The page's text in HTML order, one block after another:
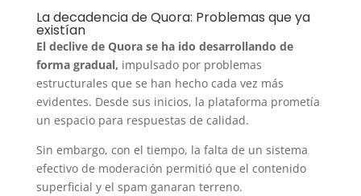
La decadencia de Quora: Problemas que ya
existían
El declive de Quora se ha ido desarrollando de
forma gradual, impulsado por problemas
estructurales que se han hecho cada vez más
evidentes. Desde sus inicios, la plataforma prometía
un espacio para respuestas de calidad.
Sin embargo, con el tiempo, la falta de un sistema
efectivo de moderación permitió que el contenido
superficial y el spam ganaran terreno.